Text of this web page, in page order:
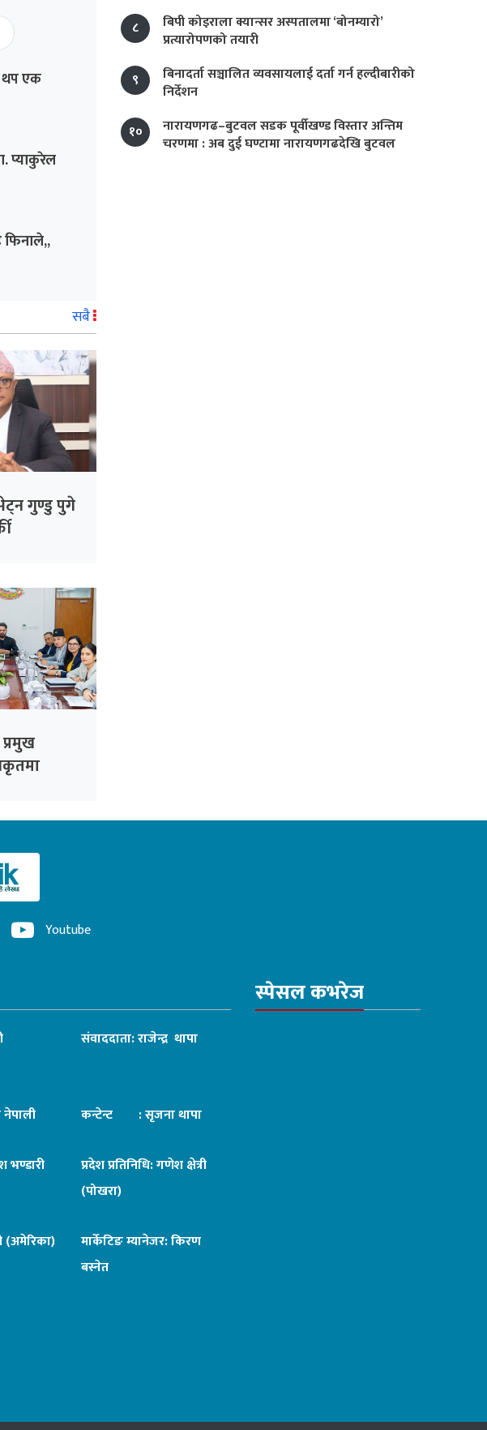
थप एक
प्याकुरेल
फिनाले,,
सबै
गुण्डु पुगे
८
बिपी कोइराला क्यान्सर अस्पतालमा ‘बोनम्यारो’
प्रत्यारोपणको तयारी
९
बिनादर्ता सञ्चालित व्यवसायलाई दर्ता गर्न हल्दीबारीको
निर्देशन
१०
नारायणगढ–बुटवल सडक पूर्वीखण्ड विस्तार अन्तिम
चरणमा : अब दुई घण्टामा नारायणगढदेखि बुटवल
Youtube
संवाददाता: राजेन्द्र थापा
कन्टेन्ट : सृजना थापा
भण्डारी
प्रदेश प्रतिनिधि: गणेश क्षेत्री
(पोखरा)
मार्केटिङ म्यानेजर: किरण
बस्नेत
स्पेसल कभरेज